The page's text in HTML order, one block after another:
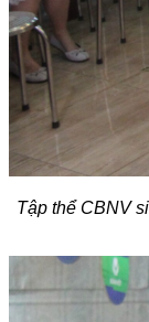
Tập thể CBNV